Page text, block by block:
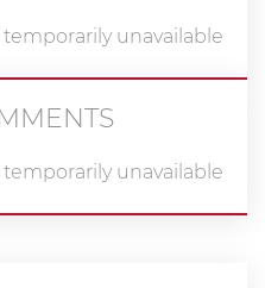
unavailable
unavailable